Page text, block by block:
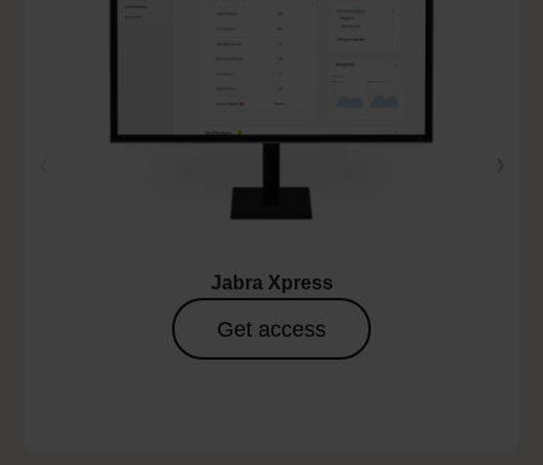
Jabra Xpress
Get access